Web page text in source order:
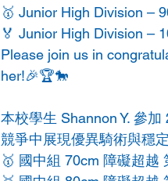
🥇 Junior High Division –
🏅 Junior High Division –
Please join us in
her!🎉🏆🐎
本校學生 Shannon Y. 參
競爭中展現優異騎術與穩
🥇 國中組 70cm 障礙超越